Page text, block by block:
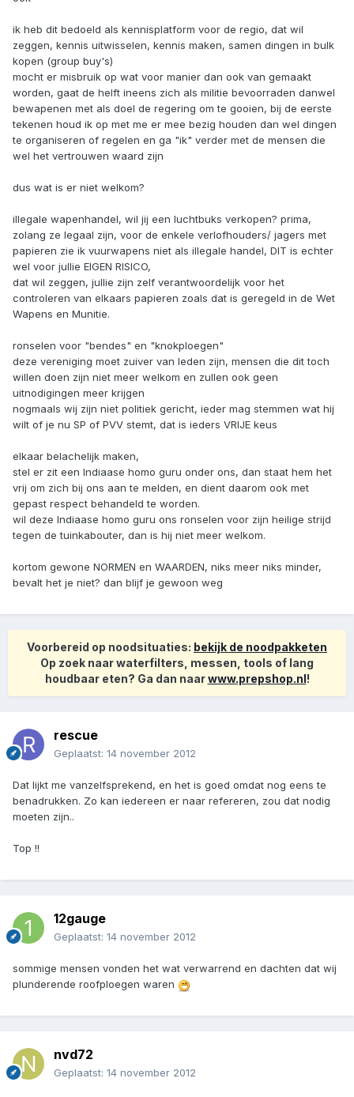
ik heb dit bedoeld als kennisplatform voor de regio, dat wil
zeggen, kennis uitwisselen, kennis maken, samen dingen in bulk
kopen (group buy's)
mocht er misbruik op wat voor manier dan ook van gemaakt
worden, gaat de helft ineens zich als militie bevoorraden danwel
bewapenen met als doel de regering om te gooien, bij de eerste
tekenen houd ik op met me er mee bezig houden dan wel dingen
te organiseren of regelen en ga "ik" verder met de mensen die
wel het vertrouwen waard zijn
dus wat is er niet welkom?
illegale wapenhandel, wil jij een luchtbuks verkopen? prima,
zolang ze legaal zijn, voor de enkele verlofhouders/ jagers met
papieren zie ik vuurwapens niet als illegale handel, DIT is echter
wel voor jullie EIGEN RISICO,
dat wil zeggen, jullie zijn zelf verantwoordelijk voor het
controleren van elkaars papieren zoals dat is geregeld in de Wet
Wapens en Munitie.
ronselen voor "bendes" en "knokploegen"
deze vereniging moet zuiver van leden zijn, mensen die dit toch
willen doen zijn niet meer welkom en zullen ook geen
uitnodigingen meer krijgen
nogmaals wij zijn niet politiek gericht, ieder mag stemmen wat hij
wilt of je nu SP of PVV stemt, dat is ieders VRIJE keus
elkaar belachelijk maken,
stel er zit een Indiaase homo guru onder ons, dan staat hem het
vrij om zich bij ons aan te melden, en dient daarom ook met
gepast respect behandeld te worden.
wil deze Indiaase homo guru ons ronselen voor zijn heilige strijd
tegen de tuinkabouter, dan is hij niet meer welkom.
kortom gewone NORMEN en WAARDEN, niks meer niks minder,
bevalt het je niet? dan blijf je gewoon weg
Voorbereid op noodsituaties: bekijk de noodpakketen
Op zoek naar waterfilters, messen, tools of lang
houdbaar eten? Ga dan naarwww.prepshop.nl!
rescue
Geplaatst: 14 november 2012
Dat lijkt me vanzelfsprekend, en het is goed omdat nog eens te
benadrukken. Zo kan iedereen er naar refereren, zou dat nodig
moeten zijn..
Top !!
12gauge
Geplaatst: 14 november 2012
sommige mensen vonden het wat verwarrend en dachten dat wij
plunderende roofploegen waren
nvd72
Geplaatst: 14 november 2012